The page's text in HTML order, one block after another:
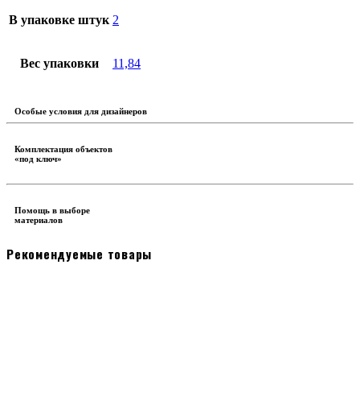
В упаковке штук 2
Вес упаковки 11,84
Особые условия для дизайнеров
Комплектация объектов
«под ключ»
Помощь в выборе
материалов
Рекомендуемые товары